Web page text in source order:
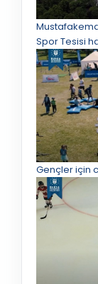
Spor Tesisi
Gençler için